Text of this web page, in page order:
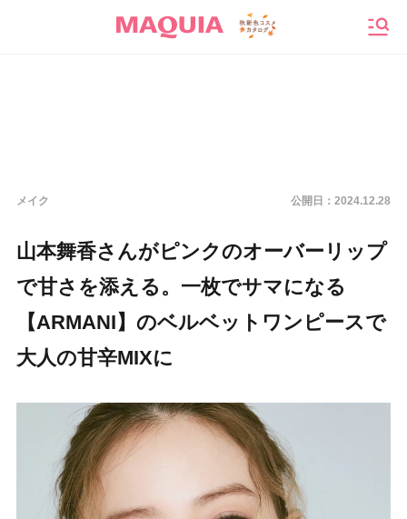
メイク 公開日： 2024.12.28
山本舞香さんがピンクのオーバーリップ
で甘さを添える。一枚でサマになる
【ARMANI】のベルベットワンピースで
大人の甘辛MIXに